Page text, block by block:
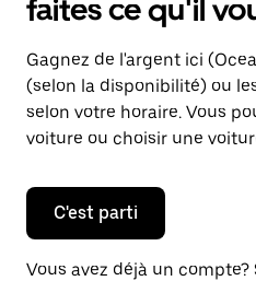
faites ce qu'il
Gagnez de l'argent ici
(selon la disponibilité) ou
selon votre horaire. Vous
voiture ou choisir une
C'est parti
Vous avez déjà un